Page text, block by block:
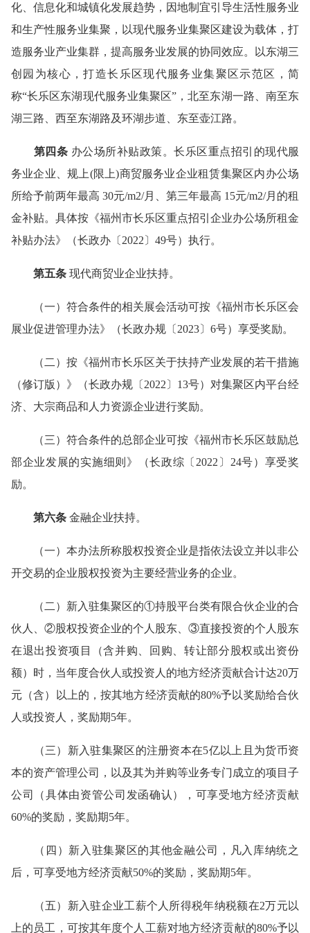
化、信息化和城镇化发展趋势，因地制宜引导生活性服务业
和生产性服务业集聚，以现代服务业集聚区建设为载体，打
造服务业产业集群，提高服务业发展的协同效应。以东湖三
创园为核心，打造长乐区现代服务业集聚区示范区，简
称“长乐区东湖现代服务业集聚区”，北至东湖一路、南至东
湖三路、西至东湖路及环湖步道、东至壶江路。
第四条 办公场所补贴政策。长乐区重点招引的现代服
务业企业、规上(限上)商贸服务业企业租赁集聚区内办公场
所给予前两年最高 30元/m2/月、第三年最高 15元/m2/月的租
金补贴。具体按《福州市长乐区重点招引企业办公场所租金
补贴办法》（长政办〔2022〕49号）执行。
第五条 现代商贸业企业扶持。
（一）符合条件的相关展会活动可按《福州市长乐区会
展业促进管理办法》（长政办规〔2023〕6号）享受奖励。
（二）按《福州市长乐区关于扶持产业发展的若干措施
（修订版）》（长政办规〔2022〕13号）对集聚区内平台经
济、大宗商品和人力资源企业进行奖励。
（三）符合条件的总部企业可按《福州市长乐区鼓励总
部企业发展的实施细则》（长政综〔2022〕24号）享受奖
励。
第六条 金融企业扶持。
（一）本办法所称股权投资企业是指依法设立并以非公
开交易的企业股权投资为主要经营业务的企业。
（二）新入驻集聚区的①持股平台类有限合伙企业的合
伙人、②股权投资企业的个人股东、③直接投资的个人股东
在退出投资项目（含并购、回购、转让部分股权或出资份
额）时，当年度合伙人或投资人的地方经济贡献合计达20万
元（含）以上的，按其地方经济贡献的80%予以奖励给合伙
人或投资人，奖励期5年。
（三）新入驻集聚区的注册资本在5亿以上且为货币资
本的资产管理公司，以及其为并购等业务专门成立的项目子
公司（具体由资管公司发函确认），可享受地方经济贡献
60%的奖励，奖励期5年。
（四）新入驻集聚区的其他金融公司，凡入库纳统之
后，可享受地方经济贡献50%的奖励，奖励期5年。
（五）新入驻企业工薪个人所得税年纳税额在2万元以
上的员工，可按其年度个人工薪对地方经济贡献的80%予以